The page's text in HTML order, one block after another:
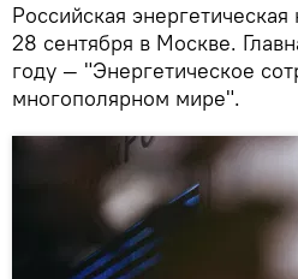
Российская
28 сентября в Москве.
году — "Энергетическое
многополярном мире".